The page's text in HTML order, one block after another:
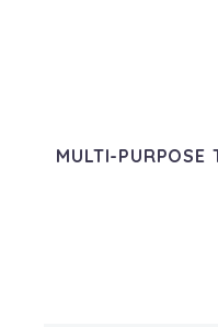
MULTI-PURPOSE